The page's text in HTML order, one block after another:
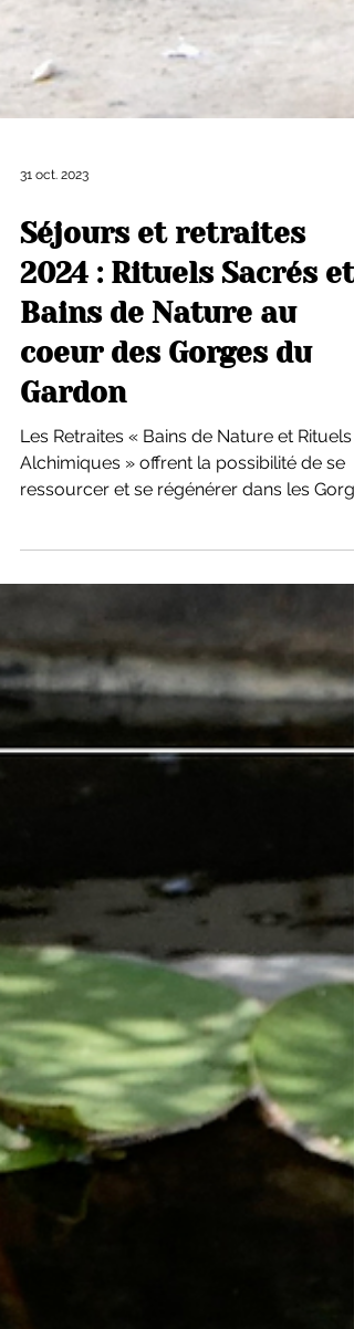
31 oct. 2023
Séjours et retraites
2024 : Rituels Sacrés et
Bains de Nature au
coeur des Gorges du
Gardon
Les Retraites « Bains de Nature et Rituels